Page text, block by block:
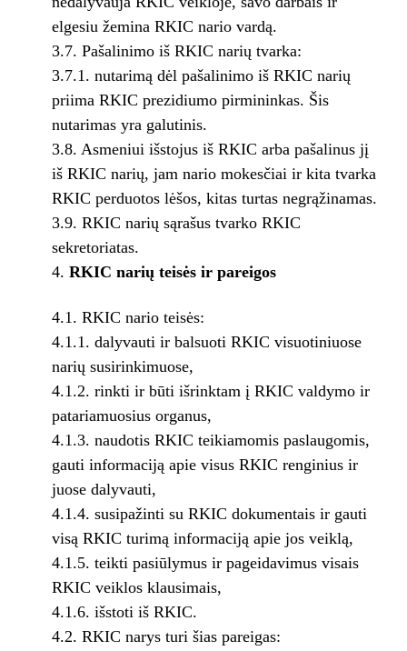
elgesiu žemina RKIC nario vardą.
3.7. Pašalinimo iš RKIC narių tvarka:
3.7.1. nutarimą dėl pašalinimo iš RKIC narių
priima RKIC prezidiumo pirmininkas. Šis
nutarimas yra galutinis.
3.8. Asmeniui išstojus iš RKIC arba pašalinus jį
iš RKIC narių, jam nario mokesčiai ir kita tvarka
RKIC perduotos lėšos, kitas turtas negrąžinamas.
3.9. RKIC narių sąrašus tvarko RKIC
sekretoriatas.
RKIC narių teisės ir pareigos
4.1. RKIC nario teisės:
4.1.1. dalyvauti ir balsuoti RKIC visuotiniuose
narių susirinkimuose,
4.1.2. rinkti ir būti išrinktam į RKIC valdymo ir
patariamuosius organus,
4.1.3. naudotis RKIC teikiamomis paslaugomis,
gauti informaciją apie visus RKIC renginius ir
juose dalyvauti,
4.1.4. susipažinti su RKIC dokumentais ir gauti
visą RKIC turimą informaciją apie jos veiklą,
4.1.5. teikti pasiūlymus ir pageidavimus visais
RKIC veiklos klausimais,
4.1.6. išstoti iš RKIC.
4.2. RKIC narys turi šias pareigas: